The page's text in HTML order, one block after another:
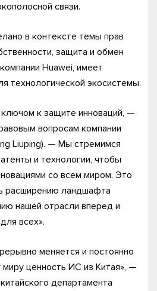
связи.
в контексте темы прав
защита и обмен
Huawei, имеет
технологической экосистемы.
к защите инноваций, —
вопросам компании
Liuping). — Мы стремимся
и технологии, чтобы
со всем миром. Это
расширению ландшафта
нашей отрасли вперед и
всех».
меняется и постоянно
ценность ИС из Китая», —
департамента